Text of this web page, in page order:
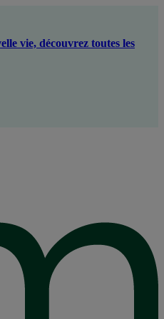
vie, découvrez toutes les